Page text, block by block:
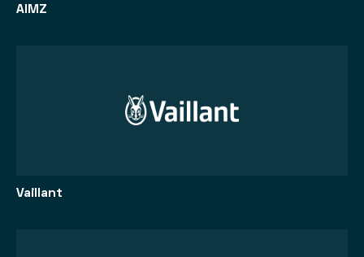
AIMZ
Vaillant